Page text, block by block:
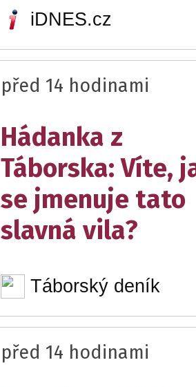
iDNES.cz
před 14 hodinami
Hádanka z
Táborska: Víte,
se jmenuje tato
slavná vila?
Táborský deník
před 14 hodinami